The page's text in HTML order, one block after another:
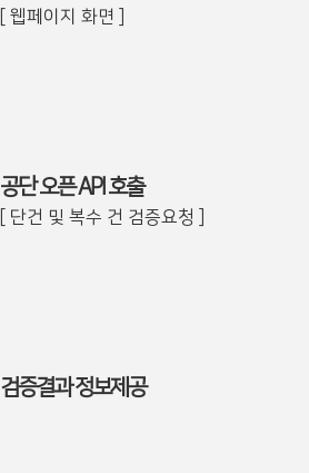
[ 웹페이지 화면 ]
공단 오픈 API 호출
[ 단건 및 복수 건 검증요청 ]
검증결과 정보제공